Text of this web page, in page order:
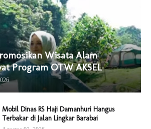
Wisata Alam
Program OTW AKSEL
Mobil Dinas RS Haji Damanhuri Hangus
Terbakar di Jalan Lingkar Barabai